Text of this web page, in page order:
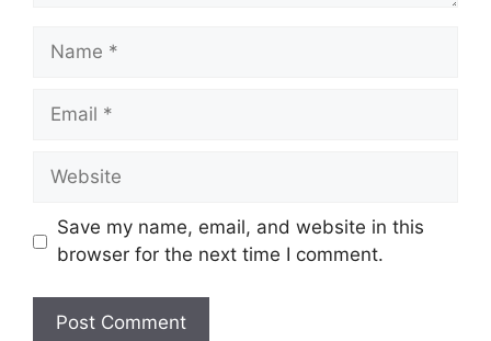
Save my name, email, and website in this
browser for the next time I comment.